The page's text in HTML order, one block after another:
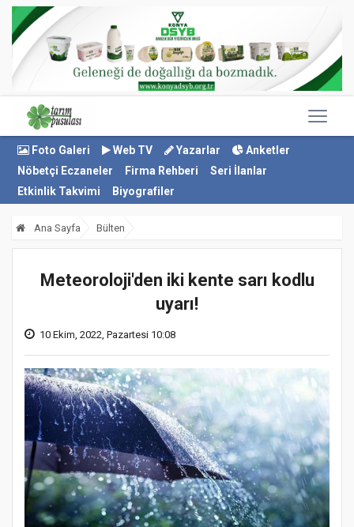
Foto Galeri Web TV Yazarlar
Anketler
Nöbetçi Eczaneler
Firma Rehberi
Seri İlanlar
Etkinlik Takvimi
Biyografiler
Ana Sayfa Bülten
Meteoroloji'den iki kente sarı kodlu
uyarı!
10 Ekim, 2022, Pazartesi 10:08